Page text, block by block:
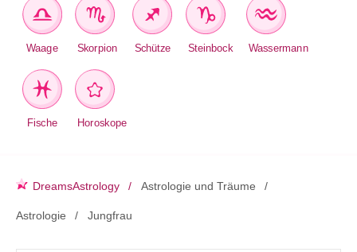
Waage Skorpion Schütze Steinbock Wassermann
Fische Horoskope
DreamsAstrology Astrologie und Träume
Astrologie Jungfrau